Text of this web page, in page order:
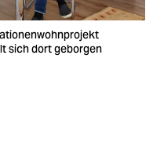
sich dort geborgen